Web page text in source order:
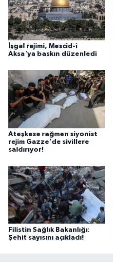
İşgal rejimi, Mescid-i
Aksa'ya baskın düzenledi
Ateşkese rağmen siyonist
rejim Gazze'de sivillere
saldırıyor!
Filistin Sağlık Bakanlığı:
Şehit sayısını açıkladı!